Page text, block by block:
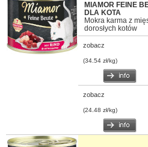
MIAMOR FEINE
DLA KOTA
Mokra karma z
dorosłych kotów
zobacz
(34.54 zł/kg)
zobacz
(24.48 zł/kg)